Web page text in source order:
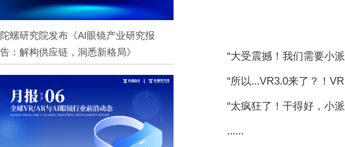
陀螺研究院发布《AI眼镜产业研究报
告：解构供应链，洞悉新格局》
“大受震撼！我们需要小
“所以...VR3.0来了？！
“太疯狂了！干得好，小
......